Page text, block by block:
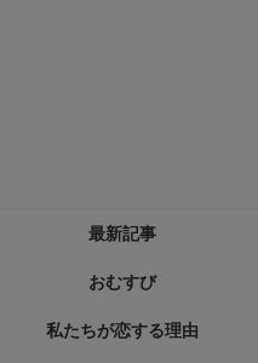
最新記事
おむすび
私たちが恋する理由